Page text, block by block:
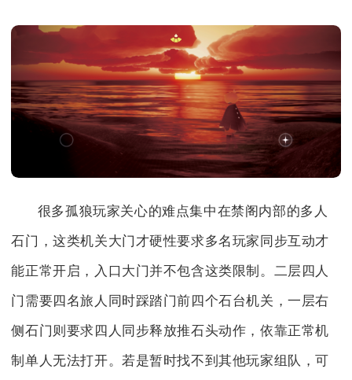
很多孤狼玩家关心的难点集中在禁阁内部的多人
石门，这类机关大门才硬性要求多名玩家同步互动才
能正常开启，入口大门并不包含这类限制。二层四人
门需要四名旅人同时踩踏门前四个石台机关，一层右
侧石门则要求四人同步释放推石头动作，依靠正常机
制单人无法打开。若是暂时找不到其他玩家组队，可